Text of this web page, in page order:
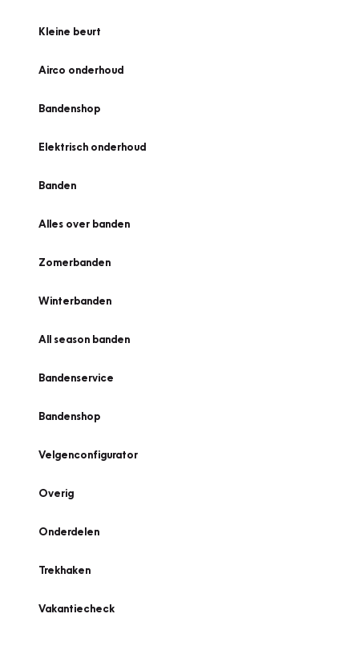
Kleine beurt
Airco onderhoud
Bandenshop
Elektrisch onderhoud
Banden
Alles over banden
Zomerbanden
Winterbanden
All season banden
Bandenservice
Bandenshop
Velgenconfigurator
Overig
Onderdelen
Trekhaken
Vakantiecheck